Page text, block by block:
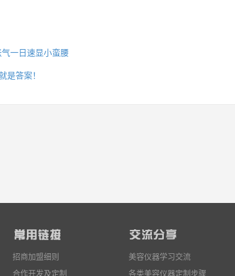
一日速显小蛮腰
是答案！
招商加盟细则
合作开发及定制
美容仪器学习交流
各类美容仪器定制步骤